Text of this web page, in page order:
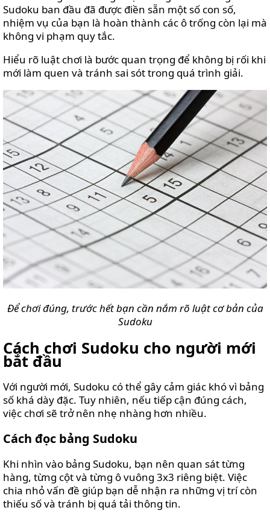
Sudoku ban đầu đã được điền sẵn một số con số,
nhiệm vụ của bạn là hoàn thành các ô trống còn lại mà
không vi phạm quy tắc.
Hiểu rõ luật chơi là bước quan trọng để không bị rối khi
mới làm quen và tránh sai sót trong quá trình giải.
Để chơi đúng, trước hết bạn cần nắm rõ luật cơ bản của
Sudoku
Cách chơi Sudoku cho người mới
bắt đầu
Với người mới, Sudoku có thể gây cảm giác khó vì bảng
số khá dày đặc. Tuy nhiên, nếu tiếp cận đúng cách,
việc chơi sẽ trở nên nhẹ nhàng hơn nhiều.
Cách đọc bảng Sudoku
Khi nhìn vào bảng Sudoku, bạn nên quan sát từng
hàng, từng cột và từng ô vuông 3x3 riêng biệt. Việc
chia nhỏ vấn đề giúp bạn dễ nhận ra những vị trí còn
thiếu số và tránh bị quá tải thông tin.